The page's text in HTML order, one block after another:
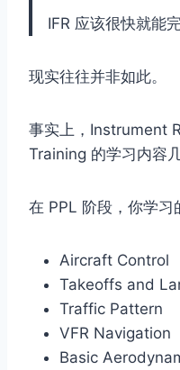
IFR 应该很快就能完
现实往往并非如此。
事实上，Instrument
Training 的学习内容
在 PPL 阶段，你学习
Aircraft Control
Takeoffs and
Traffic Pattern
VFR Navigation
Basic